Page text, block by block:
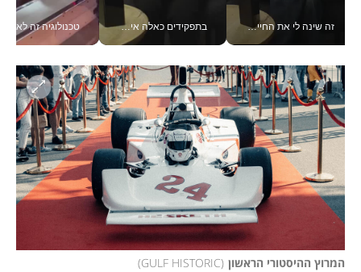
זה שינה לי את החיים: איך עידו איז'ק הופך את הסמארטפון לכלי צילום מקצועי_v בתפקידים כאלה אי אפשר לחכות: אושרת לוי מניעה השקעות ענק מהטלפון_v
המרוץ ההיסטורי הראשון (
GULF HISTORIC
)